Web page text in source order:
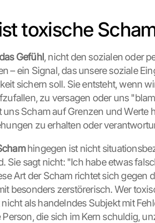
toxische
Gefühl, nicht den sozialen oder
– ein Signal, das unsere soziale
sichern soll. Sie entsteht, wenn
zu versagen oder uns
uns Scham auf Grenzen und Werte
zu erhalten oder
hingegen ist nicht
Sie sagt nicht: "Ich habe etwas
Art der Scham richtet sich gegen
besonders zerstörerisch. Wer
als handelndes Subjekt mit
die sich im Kern schuldig,